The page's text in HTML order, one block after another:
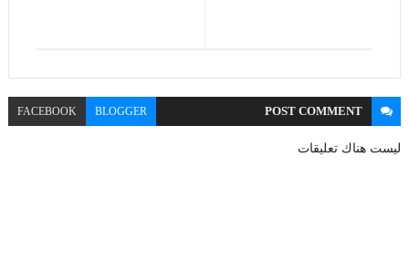
POSTCOMMENT
BLOGGER
FACEBOOK
ليست هناك تعليقات